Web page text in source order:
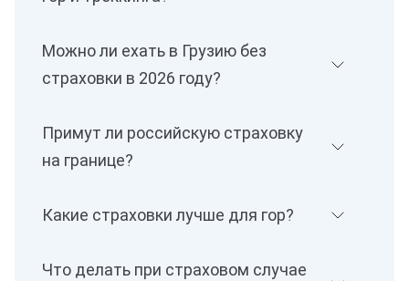
Можно ли ехать в Грузию без
страховки в 2026 году?
Примут ли российскую страховку
на границе?
Какие страховки лучше для гор?
Что делать при страховом случае